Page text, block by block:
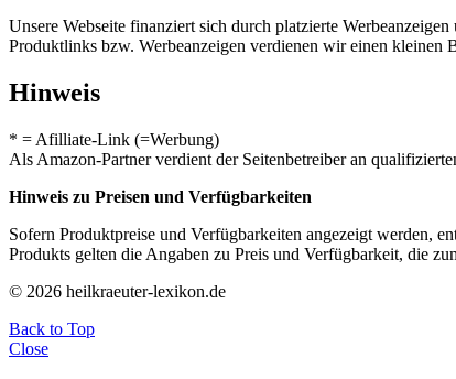
Unsere Webseite finanziert sich durch platzierte
Produktlinks bzw. Werbeanzeigen verdienen wir einen kleinen
Hinweis
* = Afilliate-Link (=Werbung)
Als Amazon-Partner verdient der Seitenbetreiber an
Hinweis zu Preisen und Verfügbarkeiten
Sofern Produktpreise und Verfügbarkeiten angezeigt werden,
Produkts gelten die Angaben zu Preis und Verfügbarkeit, die
© 2026 heilkraeuter-lexikon.de
Back to Top
Close